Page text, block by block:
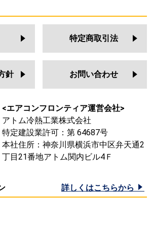
特定商取引法
針 お問い合わせ
<エアコンフロンティア運営会社>
アトム冷熱工業株式会社
特定建設業許可：第 64687号
本社住所：神奈川県横浜市中区弁天通2
丁目21番地アトム関内ビル4Ｆ
詳しくはこちらから